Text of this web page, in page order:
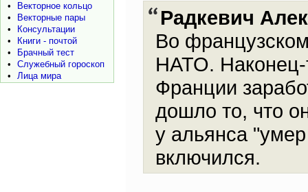
•
Векторное кольцо
•
Векторные пары
•
Консультации
•
Книги - почтой
•
Брачный тест
•
Служебный гороскоп
•
Лица мира
Радкевич
Во
НАТО. Наконец-
Франции
дошло то, что
у альянса
включился.